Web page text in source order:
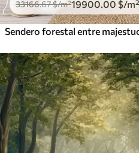
33166.67$/m²19900 .00 $/m²